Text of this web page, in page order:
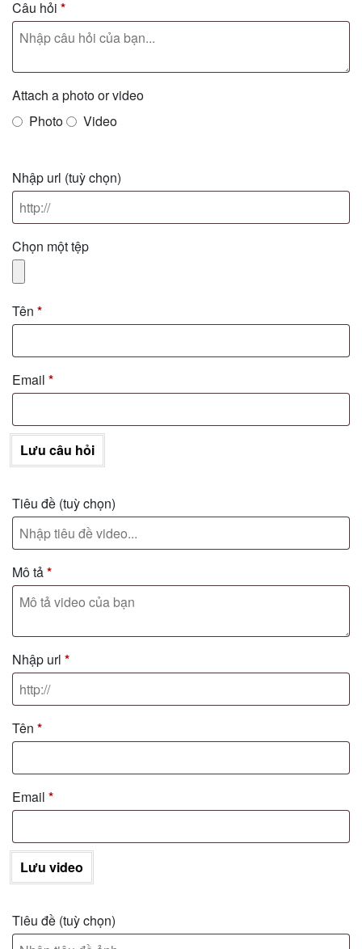
Câu hỏi *
Attach a photo or video
Photo
Video
Nhập url (tuỳ chọn)
Chọn một tệp
Tên *
Email *
Lưu câu hỏi
Tiêu đề (tuỳ chọn)
Mô tả*
Nhập url *
Tên *
Email *
Lưu video
Tiêu đề (tuỳ chọn)